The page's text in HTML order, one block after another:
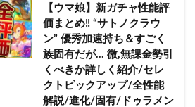
【ウマ娘】新ガチャ性能評
価まとめ‼ “サトノクラウ
ン” 優秀加速持ち＆すごく
族固有だが… 微,無課金勢引
くべきか詳しく紹介/セレ
クトピックアップ/全性能
解説/進化/固有/ドゥラメン